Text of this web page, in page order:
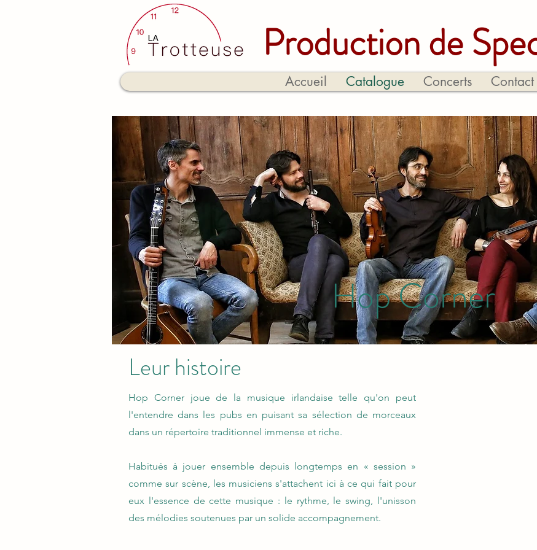
Accueil Catalogue Concerts Contact
Production de
Hop Corner
Leur histoire
Hop Corner joue de la musique irlandaise telle qu'on peut
l'entendre dans les pubs en puisant sa sélection de morceaux
dans un répertoire traditionnel immense et riche.
Habitués à jouer ensemble depuis longtemps en « session »
comme sur scène, les musiciens s'attachent ici à ce qui fait pour
eux l'essence de cette musique : le rythme, le swing, l'unisson
des mélodies soutenues par un solide accompagnement.